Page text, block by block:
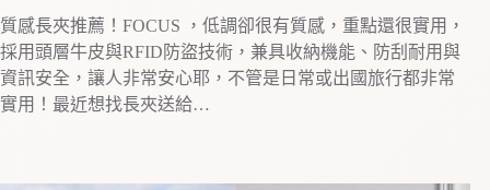
質感長夾推薦！FOCUS ，低調卻很有質感，重點還很實用，
採用頭層牛皮與RFID防盜技術，兼具收納機能、防刮耐用與
資訊安全，讓人非常安心耶，不管是日常或出國旅行都非常
實用！最近想找長夾送給…